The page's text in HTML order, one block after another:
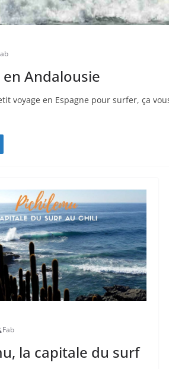
Andalousie
voyage en Espagne pour surfer, ça
Fab
la capitale du surf